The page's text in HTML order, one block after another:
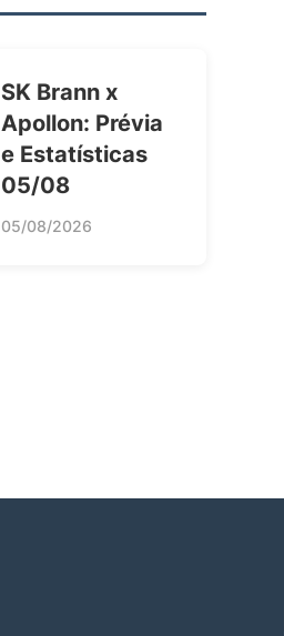
SK Brann x
Apollon: Prévia
e Estatísticas
05/08
05/08/2026